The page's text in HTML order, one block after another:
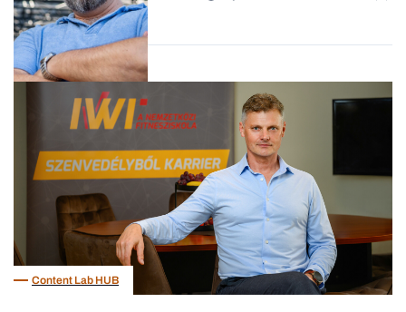
Forbes-sztori
Content Lab HUB